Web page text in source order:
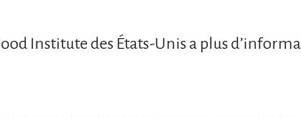
Institute des États-Unis a plus